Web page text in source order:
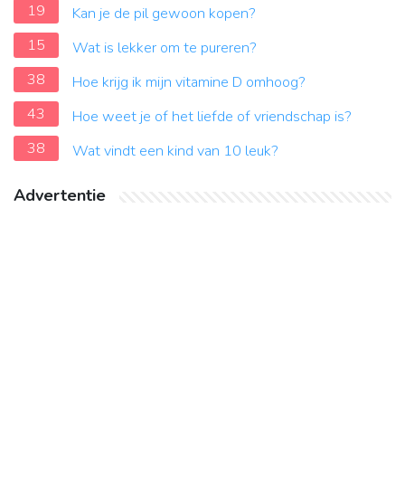
19
Kan je de pil gewoon kopen?
15
Wat is lekker om te pureren?
38
Hoe krijg ik mijn vitamine D omhoog?
43
Hoe weet je of het liefde of vriendschap is?
38
Wat vindt een kind van 10 leuk?
Advertentie